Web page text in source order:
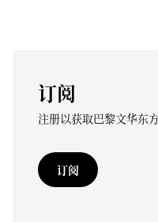
订阅
注册以获取巴黎文华东
订阅